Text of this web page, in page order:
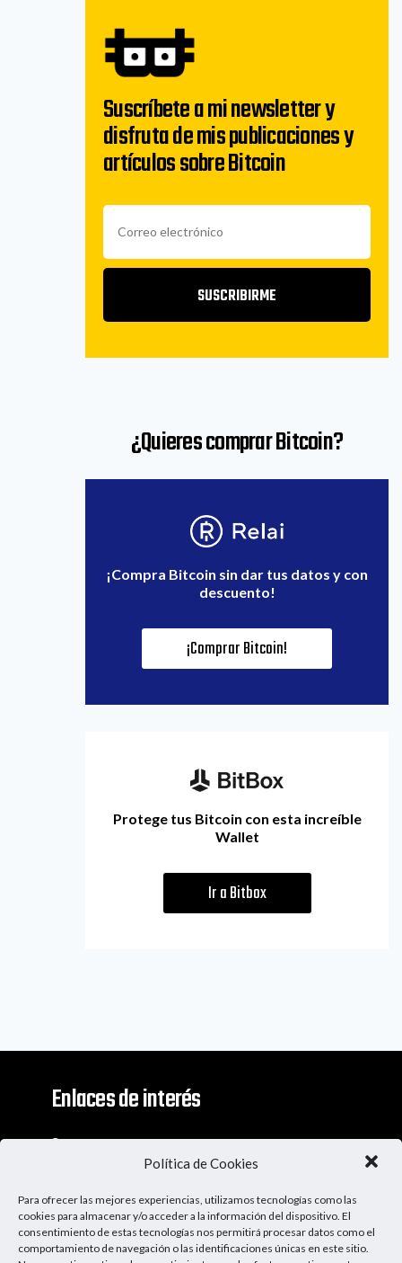
Política de Cookies
Para ofrecer las mejores experiencias, utilizamos tecnologías como las
cookies para almacenar y/o acceder a la información del dispositivo. El
consentimiento de estas tecnologías nos permitirá procesar datos como el
comportamiento de navegación o las identificaciones únicas en este sitio.
Suscríbete a mi newsletter y
disfruta de mis publicaciones y
artículos sobre Bitcoin
SUSCRIBIRME
¿Quieres comprar Bitcoin?
¡Compra Bitcoin sin dar tus datos y con
descuento!
¡Comprar Bitcoin!
Protege tus Bitcoin con esta increíble
Wallet
Ir a Bitbox
Enlaces de interés
Contacto
Descargo De Responsabilidad
Apoya al Podcast
Ser Patrocinador